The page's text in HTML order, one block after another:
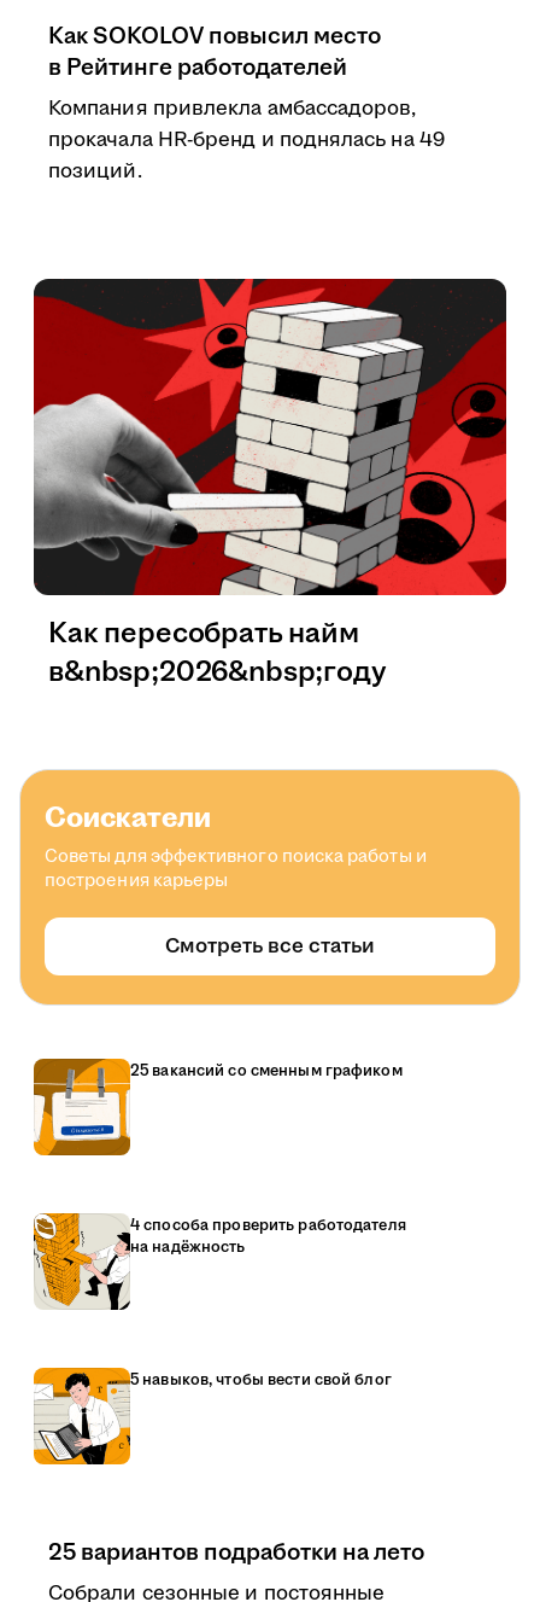
Как SOKOLOV повысил место
в Рейтинге работодателей
Компания привлекла амбассадоров,
прокачала HR-бренд и поднялась на 49
позиций.
Как пересобрать найм
в&nbsp;2026&nbsp;году
Соискатели
Советы для эффективного поиска работы и
построения карьеры
Смотреть все статьи
25 вакансий со сменным графиком
4 способа проверить работодателя
на надёжность
5 навыков, чтобы вести свой блог
25 вариантов подработки на лето
Собрали сезонные и постоянные